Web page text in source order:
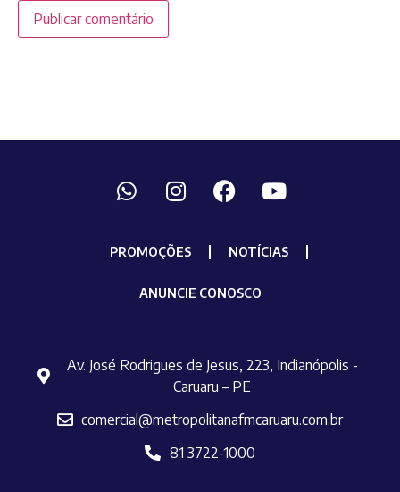
PROMOÇÕES NOTÍCIAS
ANUNCIE CONOSCO
Av. José Rodrigues de Jesus, 223, Indianópolis -
Caruaru – PE
comercial@metropolitanafmcaruaru.com.br
81 3722-1000